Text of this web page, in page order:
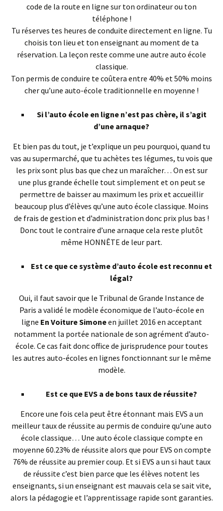
code de la route en ligne sur ton ordinateur ou ton
téléphone !
Tu réserves tes heures de conduite directement en ligne. Tu
choisis ton lieu et ton enseignant au moment de ta
réservation. La leçon reste comme une autre auto école
classique.
Ton permis de conduire te coûtera entre 40% et 50% moins
cher qu’une auto-école traditionnelle en moyenne !
Si l’auto école en ligne n’est pas chère, il s’agit
d’une arnaque?
Et bien pas du tout, je t’explique un peu pourquoi, quand tu
vas au supermarché, que tu achètes tes légumes, tu vois que
les prix sont plus bas que chez un maraîcher… On est sur
une plus grande échelle tout simplement et on peut se
permettre de baisser au maximum les prix et accueillir
beaucoup plus d’élèves qu’une auto école classique. Moins
de frais de gestion et d’administration donc prix plus bas !
Donc tout le contraire d’une arnaque cela reste plutôt
même HONNÊTE de leur part.
Est ce que ce système d’auto école est reconnu et
légal?
Oui, il faut savoir que le Tribunal de Grande Instance de
Paris a validé le modèle économique de l’auto-école en
ligne En Voiture Simoneen juillet 2016 en acceptant
notamment la portée nationale de son agrément d’auto-
école. Ce cas fait donc office de jurisprudence pour toutes
les autres auto-écoles en lignes fonctionnant sur le même
modèle.
Est ce que EVS a de bons taux de réussite?
Encore une fois cela peut être étonnant mais EVS a un
meilleur taux de réussite au permis de conduire qu’une auto
école classique… Une auto école classique compte en
moyenne 60.23% de réussite alors que pour EVS on compte
76% de réussite au premier coup. Et si EVS a un si haut taux
de réussite c’est bien parce que les élèves notent les
enseignants, si un enseignant est mauvais cela se sait vite,
alors la pédagogie et l’apprentissage rapide sont garanties.